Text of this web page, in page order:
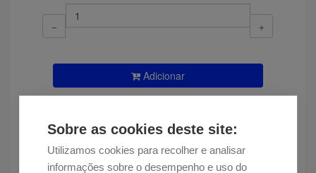
Sobre as cookies deste site:
Utilizamos cookies para recolher e analisar
informações sobre o desempenho e uso do
Adicionar
Encontrou esta peça a um preço
mais baixo?